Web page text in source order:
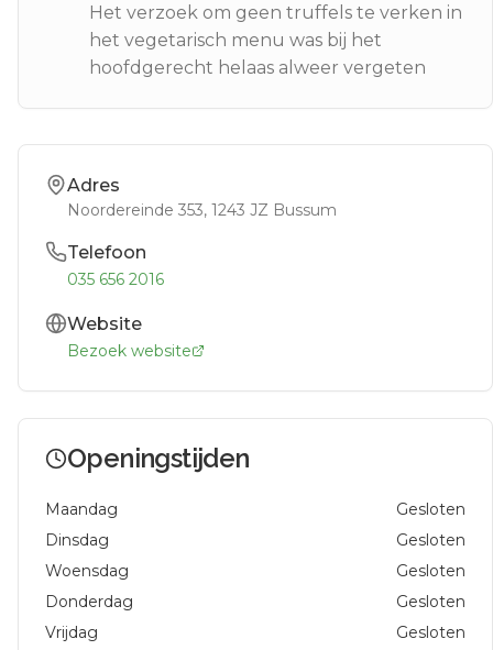
Het verzoek om geen truffels te verken in
het vegetarisch menu was bij het
hoofdgerecht helaas alweer vergeten
Adres
Noordereinde 353, 1243 JZ Bussum
Telefoon
035 656 2016
Website
Bezoek website
Openingstijden
Maandag
Gesloten
Dinsdag
Gesloten
Woensdag
Gesloten
Donderdag
Gesloten
Vrijdag
Gesloten